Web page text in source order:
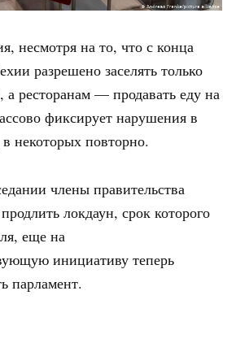
несмотря на то, что с конца
разрешено заселять только
ресторанам — продавать еду на
фиксирует нарушения в
некоторых повторно.
члены правительства
локдаун, срок которого
еще на
инициативу теперь
парламент.